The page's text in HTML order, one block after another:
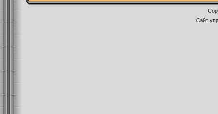
Сайт